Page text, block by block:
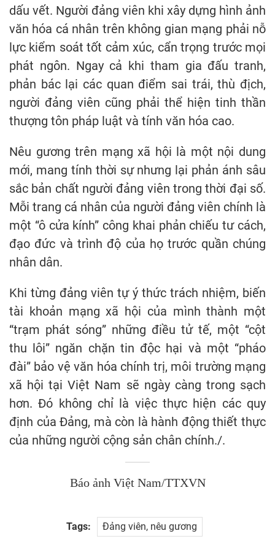
dấu vết. Người đảng viên khi xây dựng hình ảnh
văn hóa cá nhân trên không gian mạng phải nỗ
lực kiểm soát tốt cảm xúc, cẩn trọng trước mọi
phát ngôn. Ngay cả khi tham gia đấu tranh,
phản bác lại các quan điểm sai trái, thù địch,
người đảng viên cũng phải thể hiện tinh thần
thượng tôn pháp luật và tính văn hóa cao.
Nêu gương trên mạng xã hội là một nội dung
mới, mang tính thời sự nhưng lại phản ánh sâu
sắc bản chất người đảng viên trong thời đại số.
Mỗi trang cá nhân của người đảng viên chính là
một “ô cửa kính” công khai phản chiếu tư cách,
đạo đức và trình độ của họ trước quần chúng
nhân dân.
Khi từng đảng viên tự ý thức trách nhiệm, biến
tài khoản mạng xã hội của mình thành một
“trạm phát sóng” những điều tử tế, một “cột
thu lôi” ngăn chặn tin độc hại và một “pháo
đài” bảo vệ văn hóa chính trị, môi trường mạng
xã hội tại Việt Nam sẽ ngày càng trong sạch
hơn. Đó không chỉ là việc thực hiện các quy
định của Đảng, mà còn là hành động thiết thực
của những người cộng sản chân chính./.
Báo ảnh Việt Nam/TTXVN
Tags: Đảng viên, nêu gương